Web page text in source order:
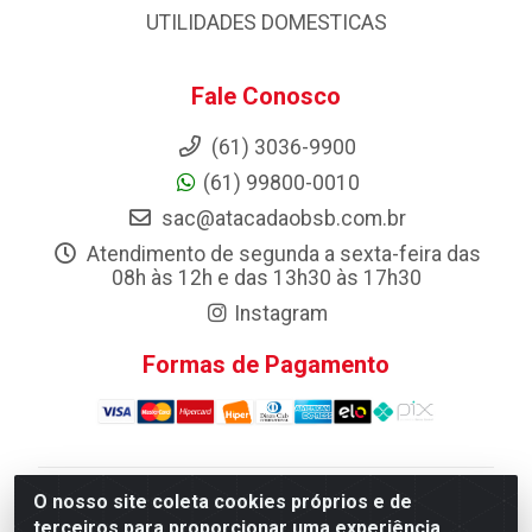
O nosso site coleta cookies próprios e de
UTILIDADES DOMESTICAS
Fale Conosco
(61) 3036-9900
(61) 99800-0010
sac@atacadaobsb.com.br
Atendimento de segunda a sexta-feira das
08h às 12h e das 13h30 às 17h30
Instagram
Formas de Pagamento
Atacadao da Limpeza F. Pereira Queiroz Comercio e